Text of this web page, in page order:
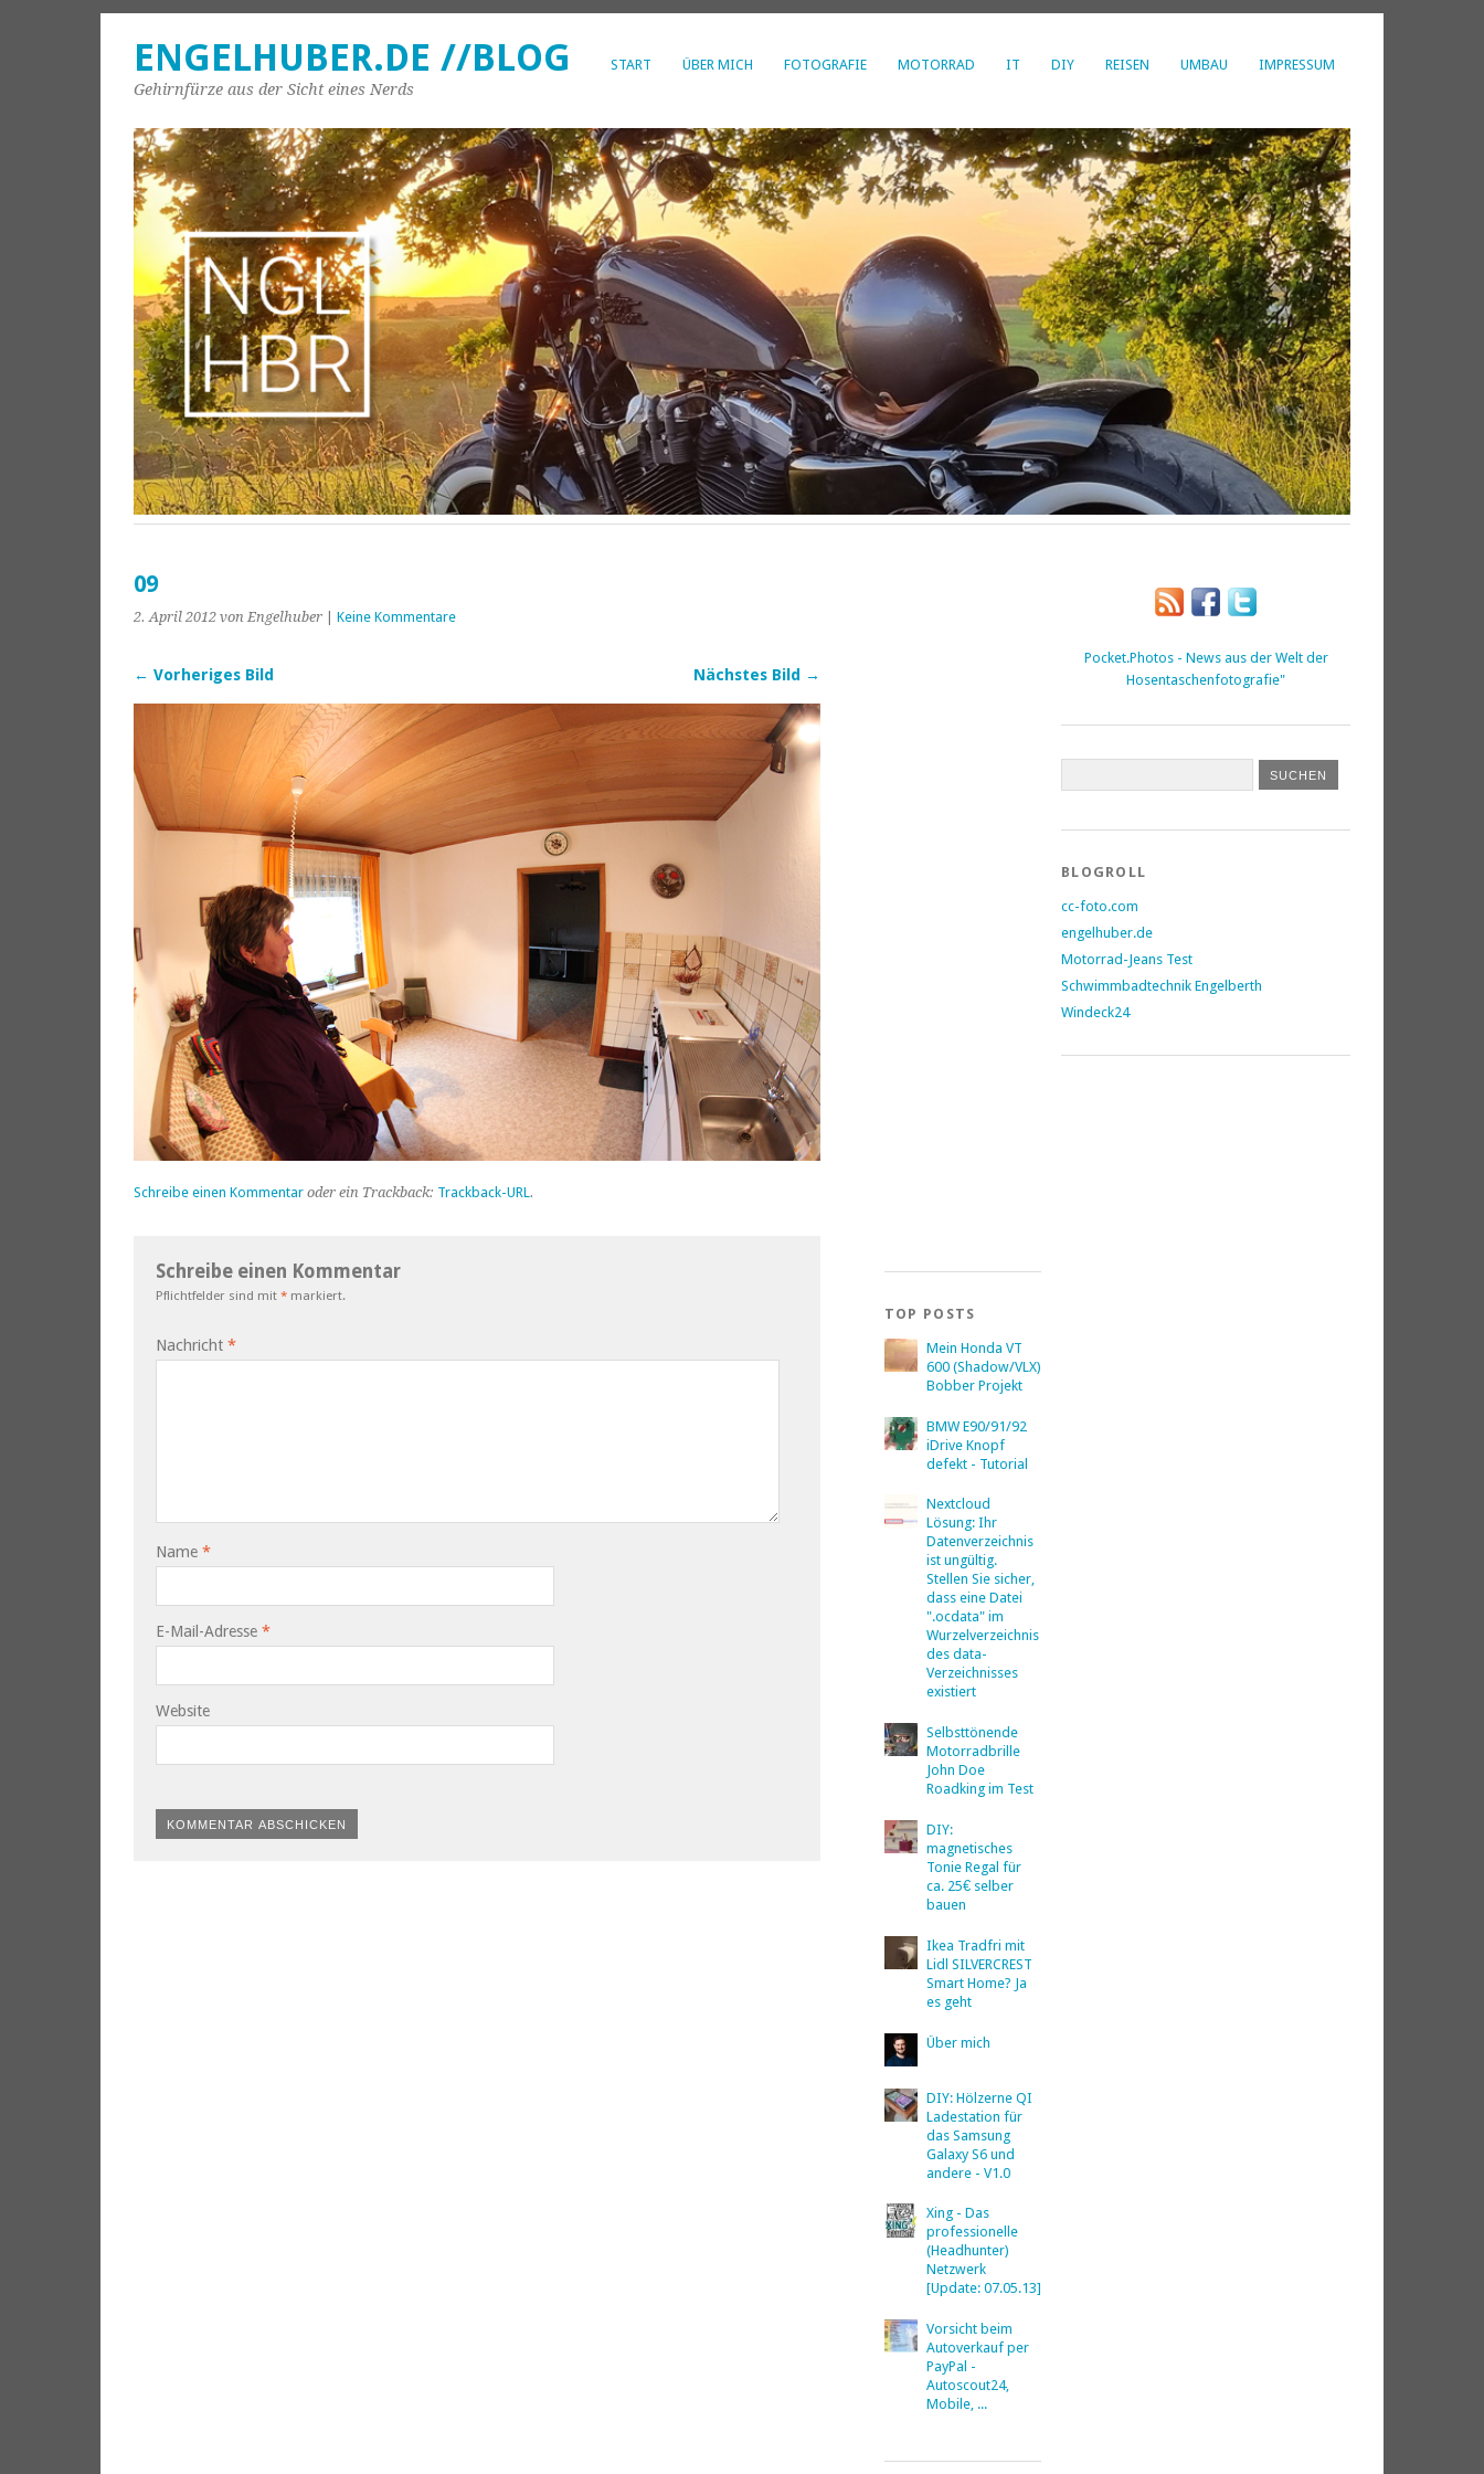
START ÜBER MICH FOTOGRAFIE MOTORRAD IT DIY REISEN UMBAU IMPRESSUM
ENGELHUBER.DE //BLOG
Gehirnfürze aus der Sicht eines Nerds
09
2. April 2012 von Engelhuber Keine Kommentare
← Vorheriges Bild Nächstes Bild →
Schreibe einen Kommentar oder ein Trackback: Trackback-URL.
Schreibe einen Kommentar
Pflichtfelder sind mit * markiert.
Nachricht *
Name *
E-Mail-Adresse *
Website
TOP POSTS
Mein Honda VT
600 (Shadow/VLX)
Bobber Projekt
BMW E90/91/92
iDrive Knopf
defekt - Tutorial
Nextcloud
Lösung: Ihr
Datenverzeichnis
ist ungültig.
Stellen Sie sicher,
dass eine Datei
".ocdata" im
Wurzelverzeichnis
des data-
Verzeichnisses
existiert
Selbsttönende
Motorradbrille
John Doe
Roadking im Test
DIY:
magnetisches
Tonie Regal für
ca. 25€ selber
bauen
Ikea Tradfri mit
Lidl SILVERCREST
Smart Home? Ja
es geht
Über mich
DIY: Hölzerne QI
Ladestation für
das Samsung
Galaxy S6 und
andere - V1.0
Xing - Das
professionelle
(Headhunter)
Netzwerk
[Update: 07.05.13]
Vorsicht beim
Autoverkauf per
PayPal -
Autoscout24,
Mobile, ...
Pocket.Photos - News aus der Welt der
Hosentaschenfotografie"
BLOGROLL
cc-foto.com
engelhuber.de
Motorrad-Jeans Test
Schwimmbadtechnik Engelberth
Windeck24